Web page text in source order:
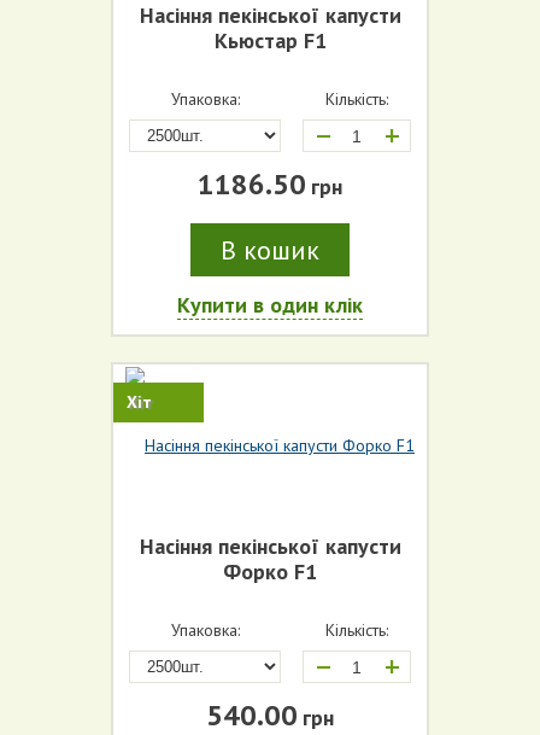
Насіння пекінської капусти
Кьюстар F1
Упаковка: Кількість:
+
1186.50 грн
В кошик
Купити в один клік
Хіт
Насіння пекінської капусти
Форко F1
Упаковка: Кількість:
+
540.00 грн